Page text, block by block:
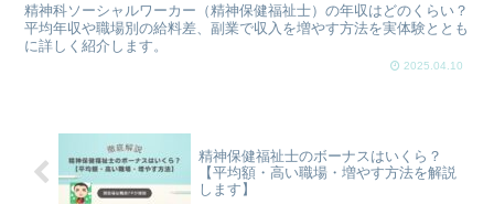
精神科ソーシャルワーカー（精神保健福祉士）の年収はどのくらい？
平均年収や職場別の給料差、副業で収入を増やす方法を実体験ととも
に詳しく紹介します。
2025.04.10
精神保健福祉士のボーナスはいくら？
【平均額・高い職場・増やす方法を解説
します】